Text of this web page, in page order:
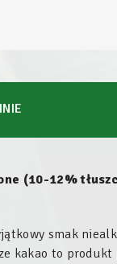
(10-12%
smak
kakao to